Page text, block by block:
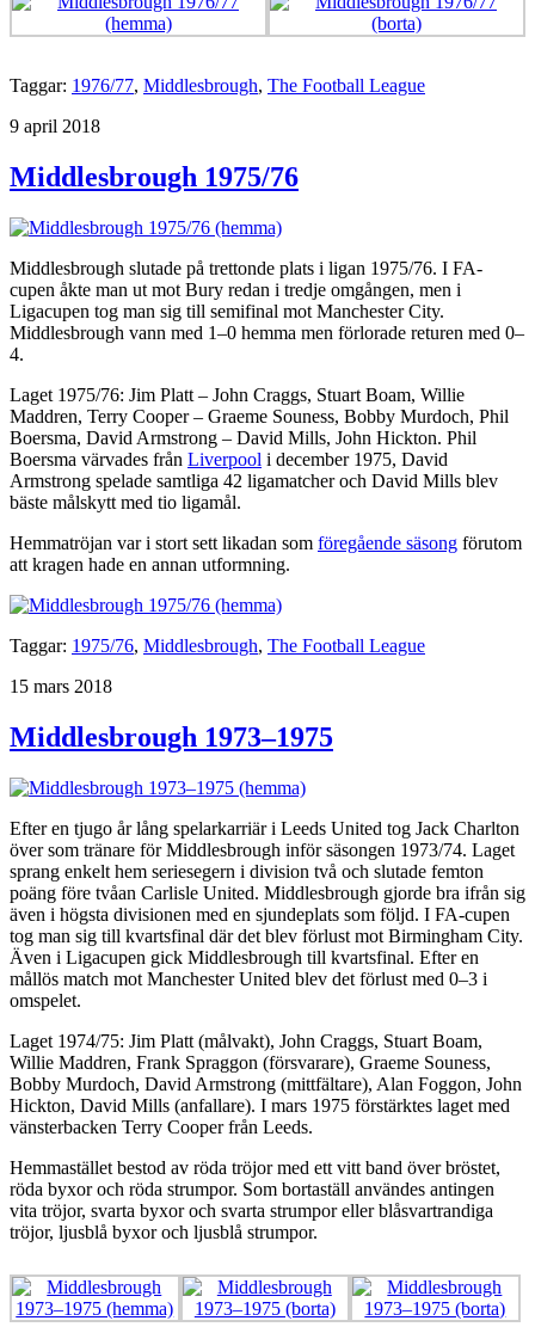
Taggar: 1976/77, Middlesbrough, The Football League
Publicerat
9 april 2018
Middlesbrough 1975/76
Middlesbrough slutade på trettonde plats i ligan 1975/76. I FA-
cupen åkte man ut mot Bury redan i tredje omgången, men i
Ligacupen tog man sig till semifinal mot Manchester City.
Middlesbrough vann med 1–0 hemma men förlorade returen med 0–
4.
Laget 1975/76: Jim Platt – John Craggs, Stuart Boam, Willie
Maddren, Terry Cooper – Graeme Souness, Bobby Murdoch, Phil
Boersma, David Armstrong – David Mills, John Hickton. Phil
Boersma värvades från Liverpool i december 1975, David
Armstrong spelade samtliga 42 ligamatcher och David Mills blev
bäste målskytt med tio ligamål.
Hemmatröjan var i stort sett likadan som föregående säsong förutom
att kragen hade en annan utformning.
Taggar: 1975/76, Middlesbrough, The Football League
Publicerat
15 mars 2018
Middlesbrough 1973–1975
Efter en tjugo år lång spelarkarriär i Leeds United tog Jack Charlton
över som tränare för Middlesbrough inför säsongen 1973/74. Laget
sprang enkelt hem seriesegern i division två och slutade femton
poäng före tvåan Carlisle United. Middlesbrough gjorde bra ifrån sig
även i högsta divisionen med en sjundeplats som följd. I FA-cupen
tog man sig till kvartsfinal där det blev förlust mot Birmingham City.
Även i Ligacupen gick Middlesbrough till kvartsfinal. Efter en
mållös match mot Manchester United blev det förlust med 0–3 i
omspelet.
Laget 1974/75: Jim Platt (målvakt), John Craggs, Stuart Boam,
Willie Maddren, Frank Spraggon (försvarare), Graeme Souness,
Bobby Murdoch, David Armstrong (mittfältare), Alan Foggon, John
Hickton, David Mills (anfallare). I mars 1975 förstärktes laget med
vänsterbacken Terry Cooper från Leeds.
Hemmastället bestod av röda tröjor med ett vitt band över bröstet,
röda byxor och röda strumpor. Som bortaställ användes antingen
vita tröjor, svarta byxor och svarta strumpor eller blåsvartrandiga
tröjor, ljusblå byxor och ljusblå strumpor.